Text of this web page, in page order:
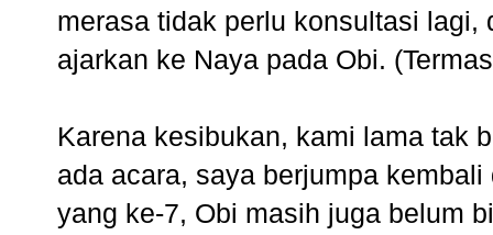
merasa tidak perlu konsultasi
ajarkan ke Naya pada Obi.
Karena kesibukan, kami lama tak
ada acara, saya berjumpa
yang ke-7, Obi masih juga belum